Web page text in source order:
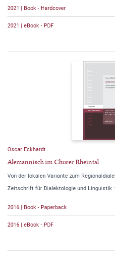
2021 | Book - Hardcover
2021 | eBook - PDF
Oscar Eckhardt
Alemannisch im Churer Rheintal
Von der lokalen Variante zum
Zeitschrift für Dialektologie und Linguistik
2016 | Book - Paperback
2016 | eBook - PDF